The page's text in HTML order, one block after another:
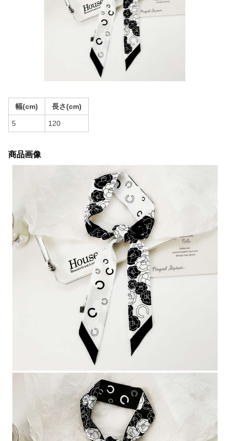
幅(cm) 長さ(cm)
5 120
商品画像